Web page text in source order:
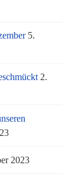
5.
2.
2023